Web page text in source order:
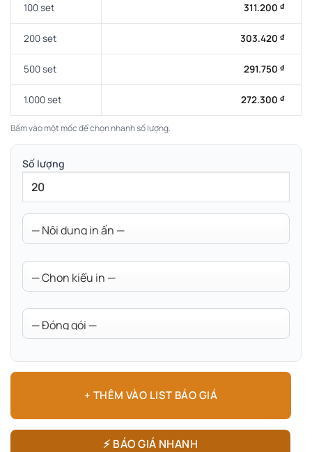
100 set 311.200 ₫
200 set 303.420 ₫
500 set 291.750 ₫
1.000 set 272.300 ₫
Bấm vào một mốc để chọn nhanh số lượng.
Số lượng
+ THÊM VÀO LIST BÁO GIÁ
⚡ BÁO GIÁ NHANH